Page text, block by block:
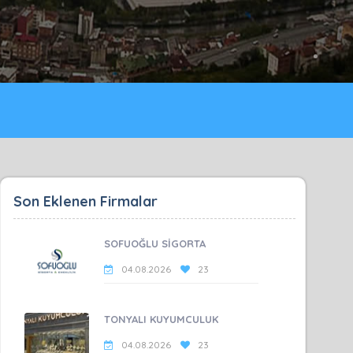
Son Eklenen Firmalar
SOFUOĞLU SİGORTA
04.08.2026 23
TONYALI KUYUMCULUK
04.08.2026 23